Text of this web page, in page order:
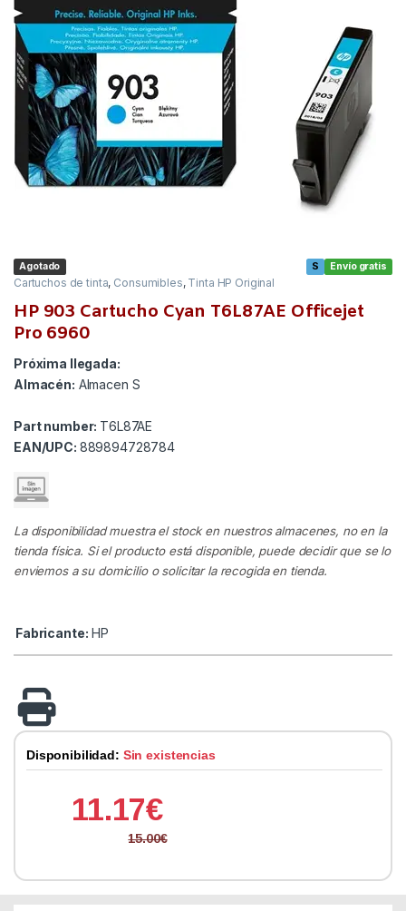
Envío gratis
S
Agotado
Cartuchos de tinta, Consumibles, Tinta HP Original
HP 903 Cartucho Cyan T6L87AE Officejet
Pro 6960
Próxima llegada:
Almacén: Almacen S
Part number: T6L87AE
EAN/UPC: 889894728784
La disponibilidad muestra el stock en nuestros almacenes, no en la
tienda física. Si el producto está disponible, puede decidir que se lo
enviemos a su domicilio o solicitar la recogida en tienda.
Fabricante: HP
Disponibilidad: Sin existencias
11.17€
15.00€